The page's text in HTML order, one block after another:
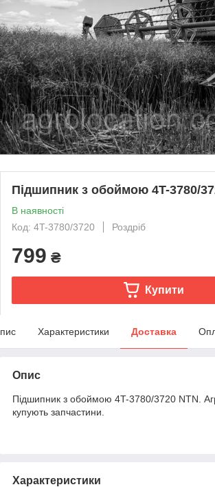
Підшипник з обоймою 4T-3780/
В наявності
Код: 4T-3780/3720
Роздріб
799 ₴
Купити
Характеристики Доставка
Опис
Підшипник з обоймою 4T-3780/3720 NTN.
купують запчастини.
Характеристики